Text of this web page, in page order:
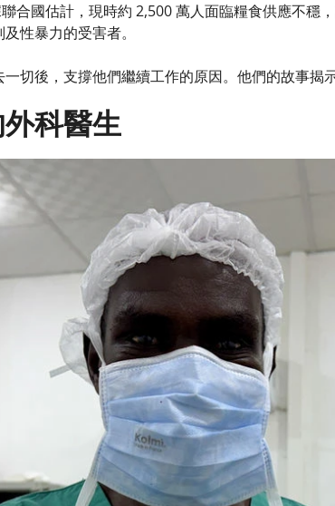
合國估計，現時約 2,500 萬人面臨糧食供應不穩
性暴力的受害者。
切後，支撐他們繼續工作的原因。他們的故事揭
科醫生